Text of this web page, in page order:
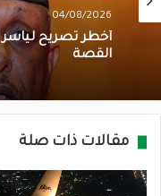
04/08/2026
أخطر تصريح لياسر
القصة
مقالات ذات صلة